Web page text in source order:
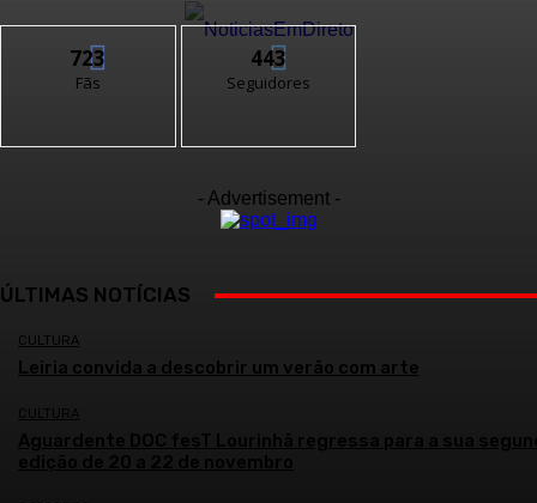
723
Fãs
443
Seguidores
- Advertisement -
ÚLTIMAS NOTÍCIAS
CULTURA
Leiria convida a descobrir um verão com arte
CULTURA